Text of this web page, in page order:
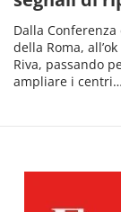
Dalla
della Roma,
Riva, passando
ampliare i centri…